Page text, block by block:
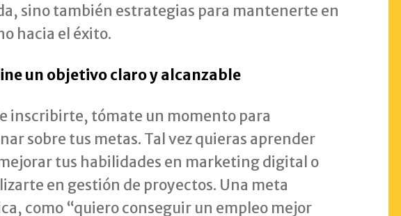
sino también estrategias para mantenerte en
hacia el éxito.
un objetivo claro y alcanzable
inscribirte, tómate un momento para
sobre tus metas. Tal vez quieras aprender
tus habilidades en marketing digital o
en gestión de proyectos. Una meta
como “quiero conseguir un empleo mejor